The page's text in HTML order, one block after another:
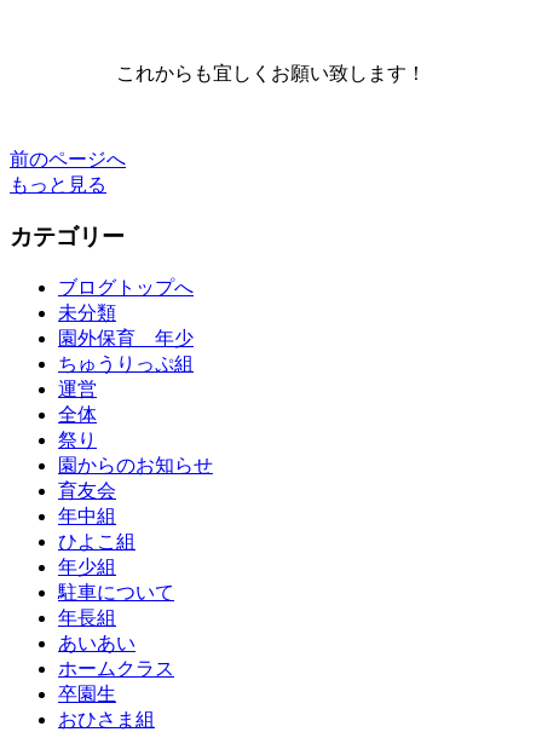
これからも宜しくお願い致します！
前のページへ
もっと見る
カテゴリー
ブログトップへ
未分類
園外保育 年少
ちゅうりっぷ組
運営
全体
祭り
園からのお知らせ
育友会
年中組
ひよこ組
年少組
駐車について
年長組
あいあい
ホームクラス
卒園生
おひさま組